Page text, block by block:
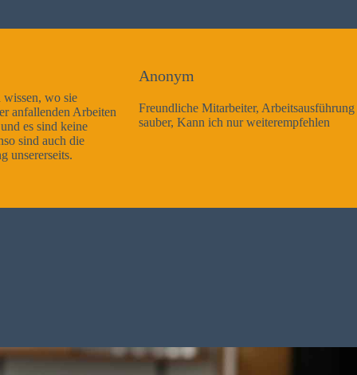
Freundliche Mitarbeiter, Arbeitsausführung sehr gut und sehr
sauber, Kann ich nur weiterempfehlen